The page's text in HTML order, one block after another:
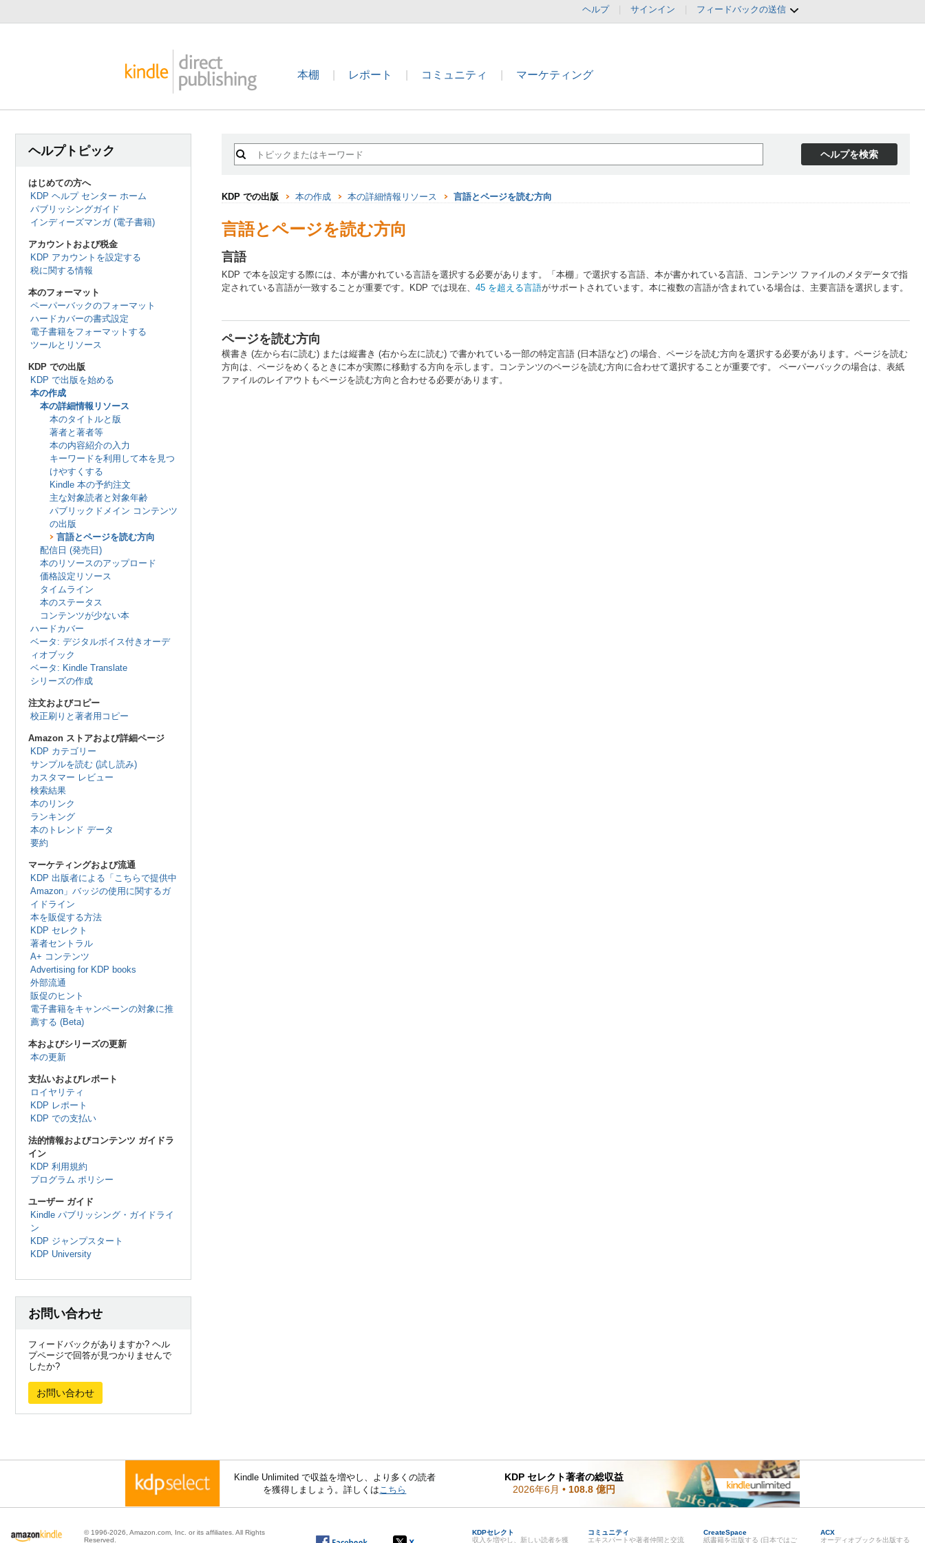
ヘルプ サインイン フィードバックの送信
本棚 レポート コミュニティ マーケティング
ヘルプトピック
はじめての方へ
KDP ヘルプ センター ホーム
パブリッシングガイド
インディーズマンガ (電子書籍)
アカウントおよび税金
KDP アカウントを設定する
税に関する情報
本のフォーマット
ペーパーバックのフォーマット
ハードカバーの書式設定
電子書籍をフォーマットする
ツールとリソース
KDP での出版
KDP で出版を始める
本の作成
本の詳細情報リソース
本のタイトルと版
著者と著者等
本の内容紹介の入力
キーワードを利用して本を見つ
けやすくする
Kindle 本の予約注文
主な対象読者と対象年齢
パブリックドメイン コンテンツ
の出版
言語とページを読む方向
配信日 (発売日)
本のリソースのアップロード
価格設定リソース
タイムライン
本のステータス
コンテンツが少ない本
ハードカバー
ベータ: デジタルボイス付きオーデ
ィオブック
ベータ: Kindle Translate
シリーズの作成
注文およびコピー
校正刷りと著者用コピー
Amazon ストアおよび詳細ページ
KDP カテゴリー
サンプルを読む (試し読み)
カスタマー レビュー
検索結果
本のリンク
ランキング
本のトレンド データ
要約
マーケティングおよび流通
KDP 出版者による「こちらで提供中
Amazon」バッジの使用に関するガ
イドライン
本を販促する方法
KDP セレクト
著者セントラル
A+ コンテンツ
Advertising for KDP books
外部流通
販促のヒント
電子書籍をキャンペーンの対象に推
薦する (Beta)
本およびシリーズの更新
本の更新
支払いおよびレポート
ロイヤリティ
KDP レポート
KDP での支払い
法的情報およびコンテンツ ガイドラ
イン
KDP 利用規約
プログラム ポリシー
ユーザー ガイド
Kindle パブリッシング・ガイドライ
ン
KDP ジャンプスタート
KDP University
お問い合わせ
フィードバックがありますか? ヘル
プページで回答が見つかりませんで
したか?
お問い合わせ
ヘルプを検索
KDP での出版 本の作成 本の詳細情報リソース 言語とページを読む方向
言語とページを読む方向
言語
KDP で本を設定する際には、本が書かれている言語を選択する必要があります。「本棚」で選択する言語、本が書かれている言語、コンテンツ ファイルのメタデータで指
定されている言語が一致することが重要です。KDP では現在、 45 を超える言語がサポートされています。本に複数の言語が含まれている場合は、主要言語を選択します。
ページを読む方向
横書き (左から右に読む) または縦書き (右から左に読む) で書かれている一部の特定言語 (日本語など) の場合、ページを読む方向を選択する必要があります。ページを読む
方向は、ページをめくるときに本が実際に移動する方向を示します。コンテンツのページを読む方向に合わせて選択することが重要です。 ペーパーバックの場合は、表紙
ファイルのレイアウトもページを読む方向と合わせる必要があります。
Kindle Unlimited で収益を増やし、より多くの読者
を獲得しましょう。詳しくはこちら
KDP セレクト著者の総収益
2026年6月 • 108.8 億円
© 1996-2026, Amazon.com, Inc. or its affiliates. All Rights
Reserved.
KDPセレクト
収入を増やし、新しい読者を獲
コミュニティ
エキスパートや著者仲間と交流
CreateSpace
紙書籍を出版する (日本ではご
ACX
オーディオブックを出版する